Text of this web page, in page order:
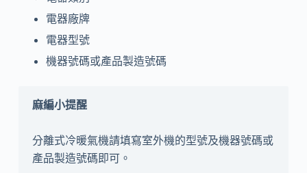
電器廠牌
電器型號
機器號碼或產品製造號碼
麻編小提醒
分離式冷暖氣機請填寫室外機的型號及機器號碼或
產品製造號碼即可。